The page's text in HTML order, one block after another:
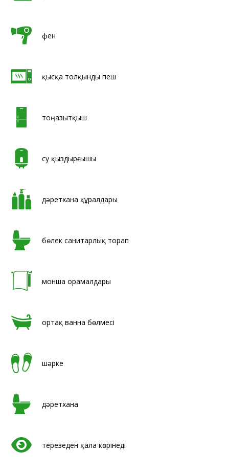
фен
қысқа толқынды пеш
тоңазытқыш
су қыздырғышы
дәретхана құралдары
бөлек санитарлық торап
монша орамалдары
ортақ ванна бөлмесі
шәрке
дәретхана
терезеден қала көрінеді